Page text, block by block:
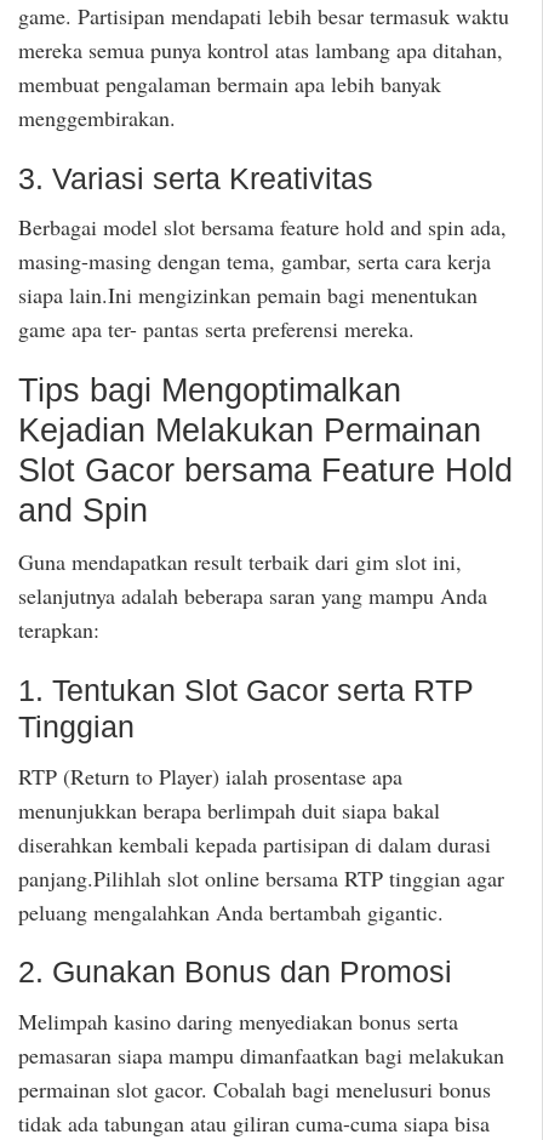
game. Partisipan mendapati lebih besar termasuk waktu
mereka semua punya kontrol atas lambang apa ditahan,
membuat pengalaman bermain apa lebih banyak
menggembirakan.
3. Variasi serta Kreativitas
Berbagai model slot bersama feature hold and spin ada,
masing-masing dengan tema, gambar, serta cara kerja
siapa lain.Ini mengizinkan pemain bagi menentukan
game apa ter- pantas serta preferensi mereka.
Tips bagi Mengoptimalkan
Kejadian Melakukan Permainan
Slot Gacor bersama Feature Hold
and Spin
Guna mendapatkan result terbaik dari gim slot ini,
selanjutnya adalah beberapa saran yang mampu Anda
terapkan:
1. Tentukan Slot Gacor serta RTP
Tinggian
RTP (Return to Player) ialah prosentase apa
menunjukkan berapa berlimpah duit siapa bakal
diserahkan kembali kepada partisipan di dalam durasi
panjang.Pilihlah slot online bersama RTP tinggian agar
peluang mengalahkan Anda bertambah gigantic.
2. Gunakan Bonus dan Promosi
Melimpah kasino daring menyediakan bonus serta
pemasaran siapa mampu dimanfaatkan bagi melakukan
permainan slot gacor. Cobalah bagi menelusuri bonus
tidak ada tabungan atau giliran cuma-cuma siapa bisa